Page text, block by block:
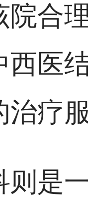
合
医
疗服
是